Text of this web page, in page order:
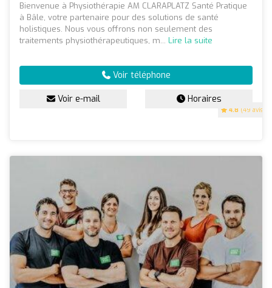
4.8 (49 avis)
Bienvenue à Physiothérapie AM CLARAPLATZ Santé Pratique
à Bâle, votre partenaire pour des solutions de santé
holistiques. Nous vous offrons non seulement des
traitements physiothérapeutiques, m... Lire la suite
Voir téléphone
Voir e-mail Horaires